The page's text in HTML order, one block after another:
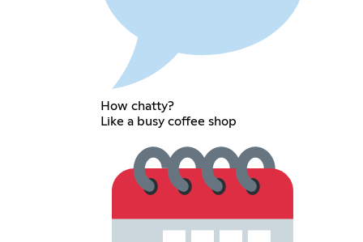
How chatty?
Like a busy coffee shop